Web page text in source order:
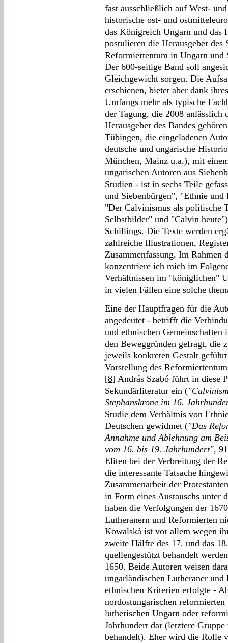
fast ausschließlich auf West-
historische ost- und
das Königreich Ungarn und das
postulieren die Herausgeber des
Reformiertentum in Ungarn
Der 600-seitige Band soll
Gleichgewicht sorgen. Die
erschienen, bietet aber dank
Umfangs mehr als typische
der Tagung, die 2008 anlässlich
Herausgeber des Bandes
Tübingen, die eingeladenen
deutsche und ungarische
München, Mainz u.a.), mit
ungarischen Autoren aus
Studien - ist in sechs Teile
und Siebenbürgen", "Ethnie
"Der Calvinismus als politische
Selbstbilder" und "Calvin
Schillings. Die Texte werden
zahlreiche Illustrationen,
Zusammenfassung. Im Rahmen
konzentriere ich mich im
Verhältnissen im "königlichen"
in vielen Fällen eine solche
Eine der Hauptfragen für die
angedeutet - betrifft die
und ethnischen
den Beweggründen gefragt, die
jeweils konkreten Gestalt
Vorstellung des
[8] András Szabó führt in diese
Sekundärliteratur ein (
Stephanskrone im 16.
Studie dem Verhältnis von
Deutschen gewidmet ("Das
Annahme und Ablehnung am
vom 16. bis 19. Jahrhundert",
Eliten bei der Verbreitung der
die interessante Tatsache
Zusammenarbeit der
in Form eines Austauschs unter
haben die Verfolgungen der
Lutheranern und Reformierten
Kowalská ist vor allem wegen
zweite Hälfte des 17. und das
quellengestützt behandelt
1650. Beide Autoren weisen
ungarländischen Lutheraner
ethnischen Kriterien erfolgte -
nordostungarischen
lutherischen Ungarn oder
Jahrhundert dar (letztere
behandelt). Eher wird die Rolle